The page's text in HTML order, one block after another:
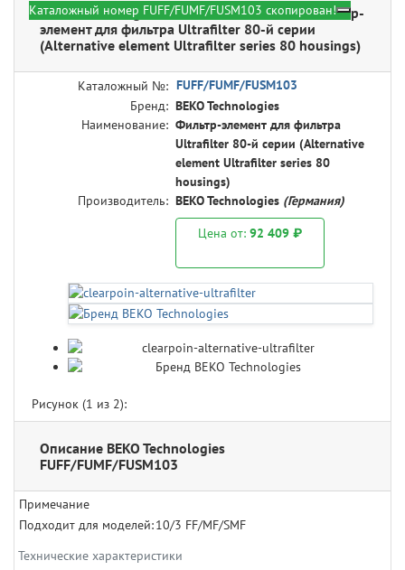
BEKO Technologies FUFF/FUMF/FUSM103 - Фильтр-
элемент для фильтра Ultrafilter 80-й серии
(Alternative element Ultrafilter series 80 housings)
Каталожный №: FUFF/FUMF/FUSM103
Бренд: BEKO Technologies
Наименование: Фильтр-элемент для фильтра
Ultrafilter 80-й серии (Alternative
element Ultrafilter series 80
housings)
Производитель: BEKO Technologies (Германия)
Цена от: 92 409 ₽
Рисунок (1 из 2):
Каталожный номер FUFF/FUMF/FUSM103 скопирован!
Описание BEKO Technologies
FUFF/FUMF/FUSM103
Технические характеристики
Примечание
Подходит для моделей:10/3 FF/MF/SMF